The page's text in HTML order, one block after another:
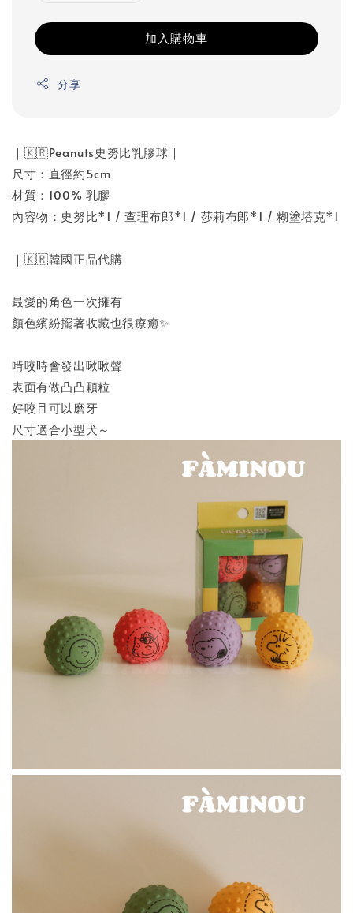
加入購物車
分享
｜🇰🇷Peanuts史努比乳膠球｜
尺寸：直徑約5cm
材質：100% 乳膠
內容物：史努比*1 / 查理布郎*1 / 莎莉布郎*1 / 糊塗塔克*1
｜🇰🇷韓國正品代購
最愛的角色一次擁有
顏色繽紛擺著收藏也很療癒✨
啃咬時會發出啾啾聲
表面有做凸凸顆粒
好咬且可以磨牙
尺寸適合小型犬～